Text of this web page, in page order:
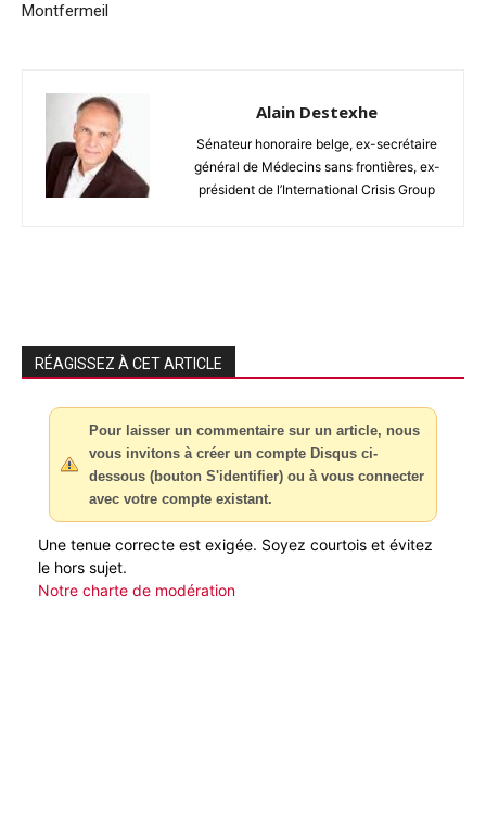
Montfermeil
Alain Destexhe
Sénateur honoraire belge, ex-secrétaire
général de Médecins sans frontières, ex-
président de l’International Crisis Group
RÉAGISSEZ À CET ARTICLE
Pour laisser un commentaire sur un article, nous
vous invitons à créer un compte Disqus ci-
dessous (bouton S'identifier) ou à vous connecter
avec votre compte existant.
Une tenue correcte est exigée. Soyez courtois et évitez
le hors sujet.
Notre charte de modération